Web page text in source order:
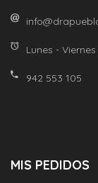
Lunes -
942 553 105
MIS PEDIDOS